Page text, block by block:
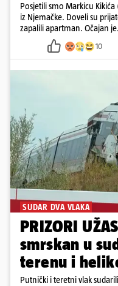
Posjetili smo Markicu
iz Njemačke. Doveli su
zapalili apartman. Očajan
10
SUDAR DVA VLAKA
PRIZORI
smrskan u
terenu i
Putnički i teretni vlak